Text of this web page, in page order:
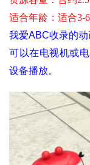
适合年龄 ：适合3-
我爱ABC收录的动
可以在电视机或
设备播放。